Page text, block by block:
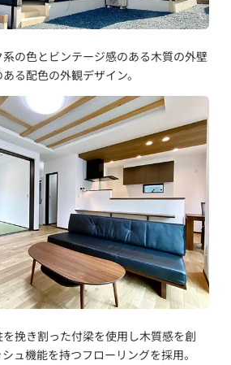
系の色とビンテージ感のある木質の外壁
る配色の外観デザイン。
挽き割った付梁を使用し木質感を創
ュ機能を持つフローリングを採用。